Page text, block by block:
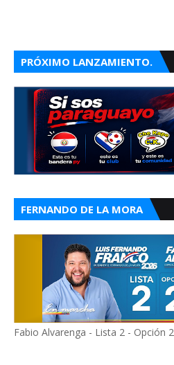
PRÓXIMO LANZAMIENTO.
FERNANDO DE LA MORA
Fabio Alvarenga - Lista 2 - Opción 2